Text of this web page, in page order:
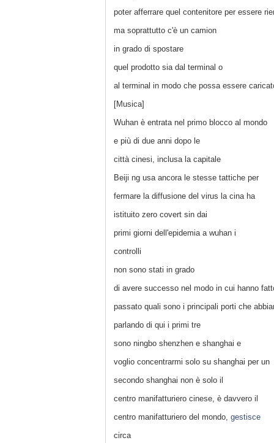
poter afferrare quel contenitore per essere
ma soprattutto c'è un camion
in grado di spostare
quel prodotto sia dal terminal o
al terminal in modo che possa essere
[Musica]
Wuhan è entrata nel primo blocco al mondo
e più di due anni dopo le
città cinesi, inclusa la capitale
Beiji ng usa ancora le stesse tattiche per
fermare la diffusione del virus la cina ha
istituito zero covert sin dai
primi giorni dell'epidemia a wuhan i
controlli
non sono stati in grado
di avere successo nel modo in cui hanno
passato quali sono i principali porti che
parlando di qui i primi tre
sono ningbo shenzhen e shanghai e
voglio concentrarmi solo su shanghai per un
secondo shanghai non è solo il
centro manifatturiero cinese, è davvero il
centro manifatturiero del mondo, gestisce
circa